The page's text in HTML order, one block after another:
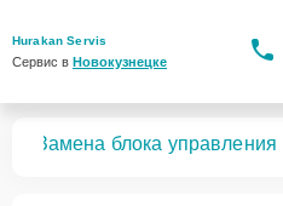
Hurakan Servis
Сервис в Новокузнецке
Замена блока управления